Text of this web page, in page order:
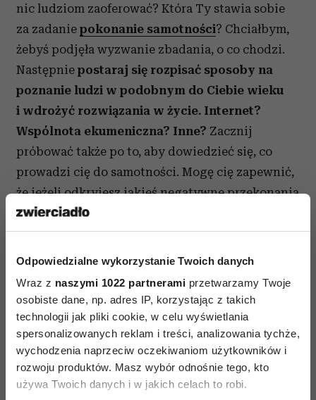
Odpowiedzialne wykorzystanie Twoich danych
Wraz z naszymi 1022 partnerami przetwarzamy Twoje
osobiste dane, np. adres IP, korzystając z takich
technologii jak pliki cookie, w celu wyświetlania
spersonalizowanych reklam i treści, analizowania tychże,
wychodzenia naprzeciw oczekiwaniom użytkowników i
rozwoju produktów. Masz wybór odnośnie tego, kto
używa Twoich danych i w jakich celach to robi.
nic ludziom zaoferować? Która Ty stawia sobie
za zadanie pokonanie samotności? Chciałbym,
żebyś podjęła wyzwanie zbadania, o co chodzi.
Następnie postaraj się rozpisać sposoby na
poznanie ludzi w podobnym do Ciebie wieku
i wdrożyć rozwiązania w życie. Internet?
Wspólnota ekumeniczna? Inne? Zacznij
próbować także po to, aby dowiedzieć się, co
prowadzi cię do samotności. Mogę cię zapewnić,
że jeżeli odkryjesz jakieś negatywne przekonania
dotyczące siebie, to na pewno nie będą one
zgodne z prawdą. A mężczyzna? W końcu jakiś
się pojawi, tylko zacznij szukać.
Dr n. med. Tomasz Srebnicki:certyfikowany
psychoterapeuta poznawczo-behawioralny,
asystent na WUM, dyrektor dydaktyczny,
wykładowca w Centrum Psychoterapii Poznawczo-
Behawioralnej